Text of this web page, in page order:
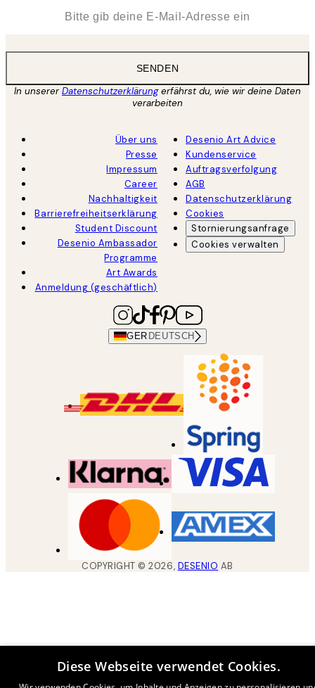
SENDEN
In unsererDatenschutzerklärungerfährst du, wie wir deine Daten
verarbeiten
Über uns
Presse
Impressum
Career
Nachhaltigkeit
Barrierefreiheitserklärung
Student Discount
Desenio Ambassador
Programme
Art Awards
Anmeldung (geschäftlich)
Desenio Art Advice
Kundenservice
Auftragsverfolgung
AGB
Datenschutzerklärung
Cookies
Stornierungsanfrage
Cookies verwalten
GER DEUTSCH
COPYRIGHT ©2026, DESENIO AB
Diese Webseite verwendet Cookies.